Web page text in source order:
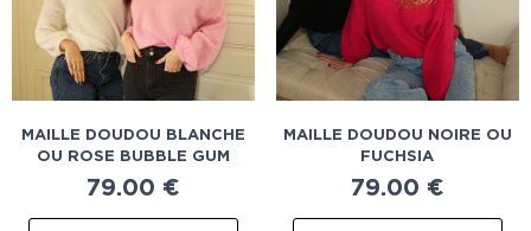
MAILLE DOUDOU BLANCHE
OU ROSE BUBBLE GUM
79.00 €
MAILLE DOUDOU NOIRE OU
FUCHSIA
79.00 €